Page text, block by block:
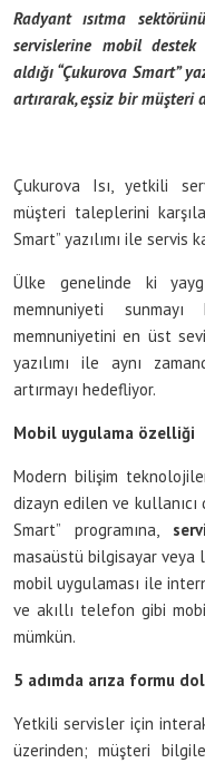
Radyant ısıtma
servislerine mobil destek
aldığı “Çukurova Smart”
artırarak, eşsiz bir müşteri
Çukurova Isı, yetkili
müşteri taleplerini
Smart” yazılımı ile
Ülke genelinde ki
memnuniyeti
memnuniyetini en üst
yazılımı ile aynı
artırmayı hedefliyor.
Mobil uygulama özelliği
Modern bilişim
dizayn edilen ve
Smart” programına,
masaüstü bilgisayar veya
mobil uygulaması ile
ve akıllı telefon gibi
mümkün.
5 adımda arıza formu
Yetkili servisler için
üzerinden; müşteri